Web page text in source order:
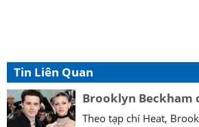
Tin Liên Quan
Brooklyn Beckham
Theo tạp chí Heat,